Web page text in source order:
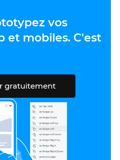
vos
et mobiles. C'est
gratuitement